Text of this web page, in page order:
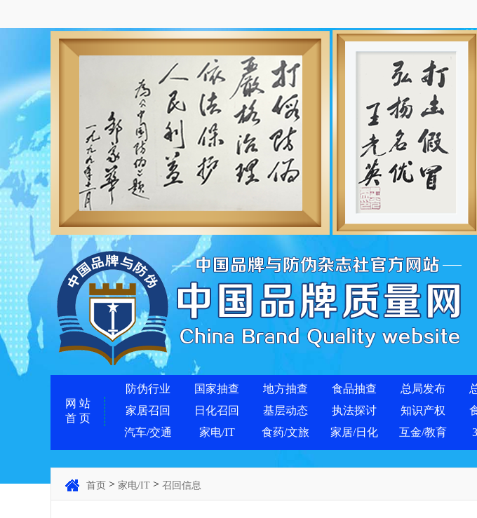
网 站
首 页
防伪行业 国家抽查 地方抽查 食品抽查 总局发布
家居召回
日化召回 基层动态 执法探讨 知识产权
汽车/交通
家电/IT 食药/文旅 家居/日化 互金/教育
首页 > 家电/IT > 召回信息